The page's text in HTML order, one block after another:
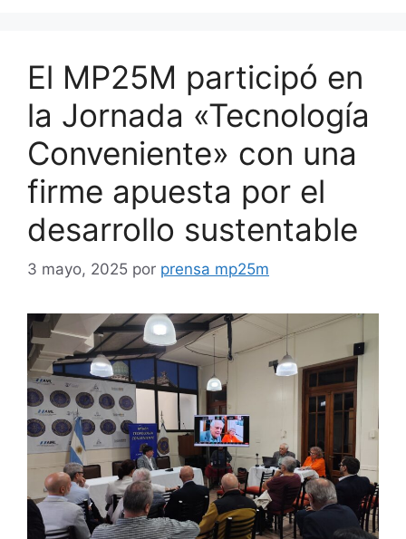
El MP25M participó en
la Jornada «Tecnología
Conveniente» con una
firme apuesta por el
desarrollo sustentable
3 mayo, 2025 por prensa mp25m